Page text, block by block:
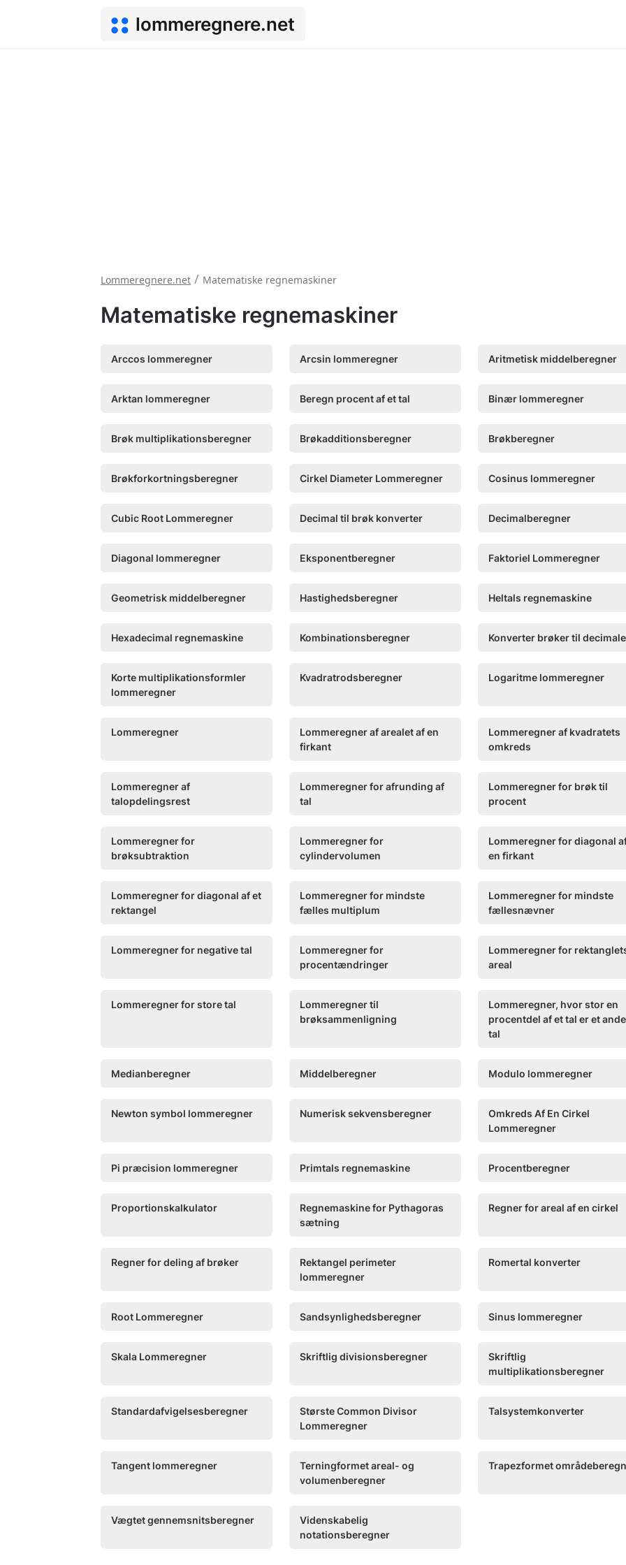
lommeregnere.net
Lommeregnere.net / Matematiske regnemaskiner
Matematiske regnemaskiner
Arccos lommeregner Arcsin lommeregner Aritmetisk middelberegner
Arktan lommeregner Beregn procent af et tal Binær lommeregner
Brøk multiplikationsberegner Brøkadditionsberegner Brøkberegner
Brøkforkortningsberegner Cirkel Diameter Lommeregner Cosinus lommeregner
Cubic Root Lommeregner Decimal til brøk konverter Decimalberegner
Diagonal lommeregner Eksponentberegner Faktoriel Lommeregner
Geometrisk middelberegner Hastighedsberegner Heltals regnemaskine
Hexadecimal regnemaskine Kombinationsberegner Konverter brøker til
Korte multiplikationsformler
lommeregner
Kvadratrodsberegner Logaritme lommeregner
Lommeregner
Lommeregner af arealet af en
firkant
Lommeregner af kvadratets
omkreds
Lommeregner af
talopdelingsrest
Lommeregner for afrunding af
tal
Lommeregner for brøk til
procent
Lommeregner for
brøksubtraktion
Lommeregner for
cylindervolumen
Lommeregner for diagonal
en firkant
Lommeregner for diagonal af et
rektangel
Lommeregner for mindste
fælles multiplum
Lommeregner for mindste
fællesnævner
Lommeregner for negative tal
Lommeregner for
procentændringer
Lommeregner for
areal
Lommeregner for store tal
Lommeregner til
brøksammenligning
Lommeregner, hvor stor en
procentdel af et tal er et
tal
Medianberegner Middelberegner Modulo lommeregner
Newton symbol lommeregner Numerisk sekvensberegner
Omkreds Af En Cirkel
Lommeregner
Pi præcision lommeregner Primtals regnemaskine Procentberegner
Proportionskalkulator
Regnemaskine for Pythagoras
sætning
Regner for areal af en cirkel
Regner for deling af brøker
Rektangel perimeter
lommeregner
Romertal konverter
Root Lommeregner Sandsynlighedsberegner Sinus lommeregner
Skala Lommeregner Skriftlig divisionsberegner
Skriftlig
multiplikationsberegner
Standardafvigelsesberegner
Største Common Divisor
Lommeregner
Talsystemkonverter
Tangent lommeregner
Terningformet areal- og
volumenberegner
Trapezformet
Vægtet gennemsnitsberegner
Videnskabelig
notationsberegner